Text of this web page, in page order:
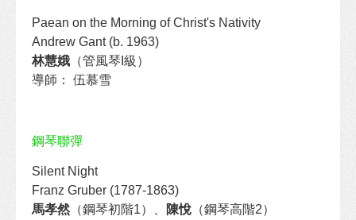
Paean on the Morning of Christ's Nativity
Andrew Gant (b. 1963)
林慧娥 （管風琴I級）
導師： 伍慕雪
鋼琴聯彈
Silent Night
Franz Gruber (1787-1863)
馬孝然 （鋼琴初階1）、 陳悅 （鋼琴高階2）